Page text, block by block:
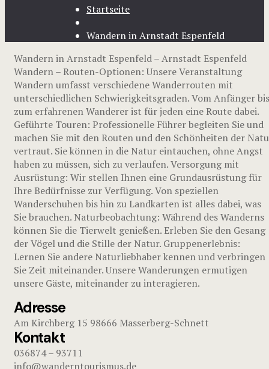
Startseite
Wandern in Arnstadt Espenfeld
Wandern in Arnstadt Espenfeld – Arnstadt Espenfeld
Wandern – Routen-Optionen: Unsere Veranstaltung
Wandern umfasst verschiedene Wanderrouten mit
unterschiedlichen Schwierigkeitsgraden. Vom Anfänger bis
zum erfahrenen Wanderer ist für jeden eine Route dabei.
Geführte Touren: Professionelle Führer begleiten Sie und
machen Sie mit den Routen und den Schönheiten der
vertraut. Sie können in die Natur eintauchen, ohne Angst
haben zu müssen, sich zu verlaufen. Versorgung mit
Ausrüstung: Wir stellen Ihnen eine Grundausrüstung für
Ihre Bedürfnisse zur Verfügung. Von speziellen
Wanderschuhen bis hin zu Landkarten ist alles dabei, was
Sie brauchen. Naturbeobachtung: Während des Wanderns
können Sie die Tierwelt genießen. Erleben Sie den Gesang
der Vögel und die Stille der Natur. Gruppenerlebnis:
Lernen Sie andere Naturliebhaber kennen und verbringen
Sie Zeit miteinander. Unsere Wanderungen ermutigen
unsere Gäste, miteinander zu interagieren.
Adresse
Am Kirchberg 15 98666 Masserberg-Schnett
Kontakt
036874 – 93711
info@wanderntourismus.de